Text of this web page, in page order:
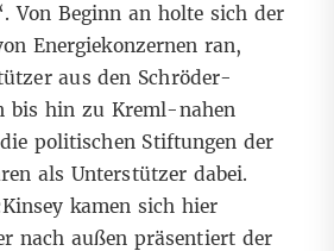
Von Beginn an holte sich der
Energiekonzernen ran,
aus den Schröder-
bis hin zu Kreml-nahen
politischen Stiftungen der
als Unterstützer dabei.
kamen sich hier
nach außen präsentiert der